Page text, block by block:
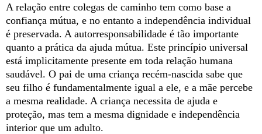
A relação entre colegas de caminho tem como base a
confiança mútua, e no entanto a independência individual
é preservada. A autorresponsabilidade é tão importante
quanto a prática da ajuda mútua. Este princípio universal
está implicitamente presente em toda relação humana
saudável. O pai de uma criança recém-nascida sabe que
seu filho é fundamentalmente igual a ele, e a mãe percebe
a mesma realidade. A criança necessita de ajuda e
proteção, mas tem a mesma dignidade e independência
interior que um adulto.